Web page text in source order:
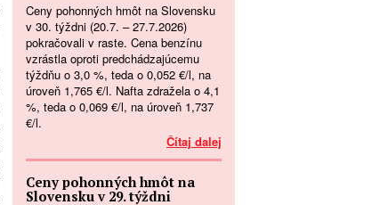
Ceny pohonných hmôt na Slovensku
v 30. týždni (20.7. – 27.7.2026)
pokračovali v raste. Cena benzínu
vzrástla oproti predchádzajúcemu
týždňu o 3,0 %, teda o 0,052 €/l, na
úroveň 1,765 €/l. Nafta zdražela o 4,1
%, teda o 0,069 €/l, na úroveň 1,737
€/l.
Čítaj dalej
Ceny pohonných hmôt na
Slovensku v 29. týždni